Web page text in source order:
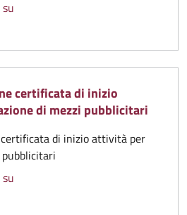
certificata di inizio
di mezzi pubblicitari
certificata di inizio attività per